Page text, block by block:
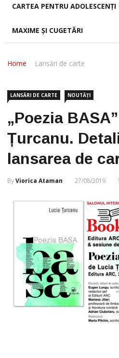
CARTEA PENTRU ADOLESCENȚI
MAXIME ȘI CUGETĂRI
Home Lansări de carte
LANSĂRI DE CARTE NOUTĂȚI
„Poezia
Țurcanu.
lansarea de
ByViorica Ataman 27/08/2019